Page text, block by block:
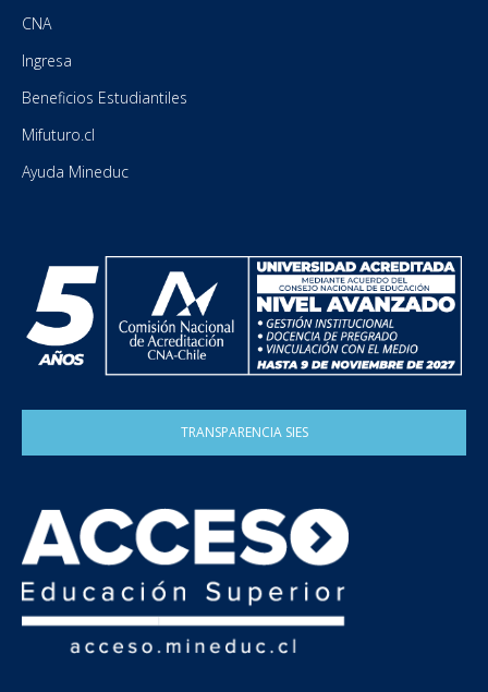
CNA
Ingresa
Beneficios Estudiantiles
Mifuturo.cl
Ayuda Mineduc
TRANSPARENCIA SIES